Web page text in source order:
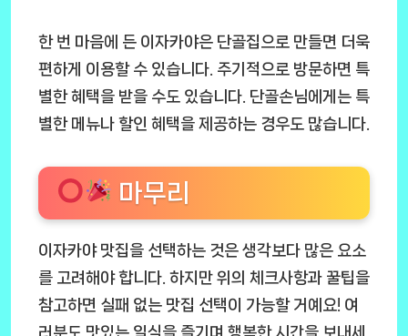
한 번 마음에 든 이자카야은 단골집으로 만들면 더욱
편하게 이용할 수 있습니다. 주기적으로 방문하면 특
별한 혜택을 받을 수도 있습니다. 단골손님에게는 특
별한 메뉴나 할인 혜택을 제공하는 경우도 많습니다.
마무리
이자카야 맛집을 선택하는 것은 생각보다 많은 요소
를 고려해야 합니다. 하지만 위의 체크사항과 꿀팁을
참고하면 실패 없는 맛집 선택이 가능할 거예요! 여
러분도 맛있는 일식을 즐기며 행복한 시간을 보내세